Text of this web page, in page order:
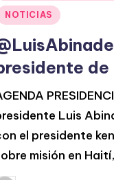
NOTICIAS
de
Luis
el presidente
misión en